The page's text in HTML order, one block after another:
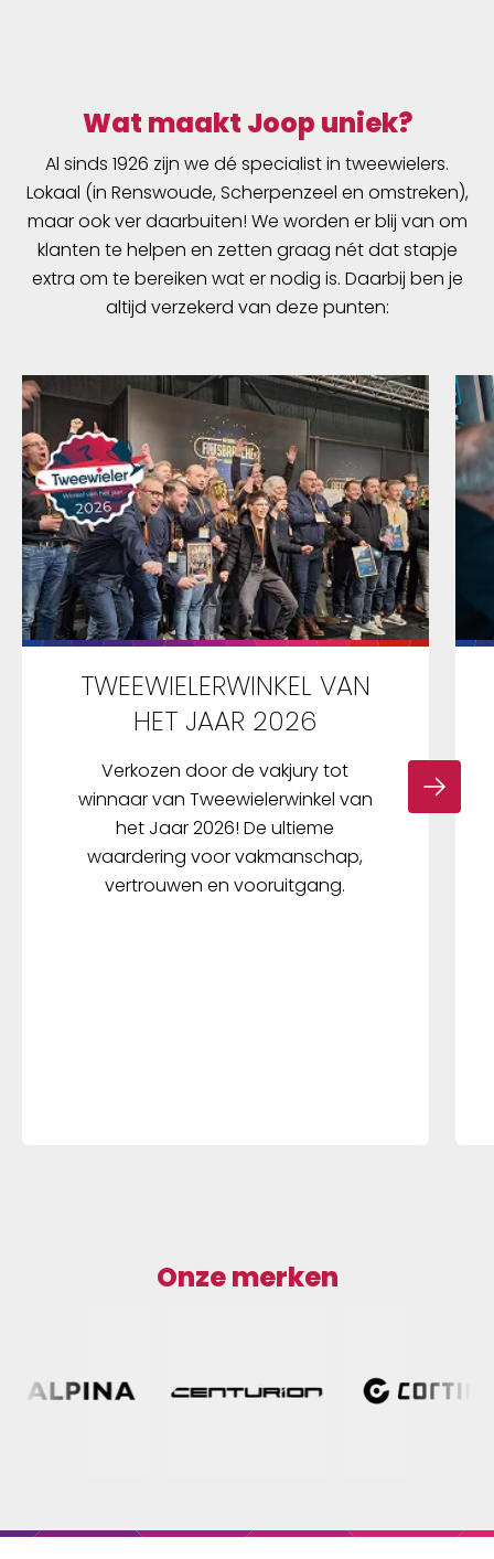
de meest natte omstandigheden. Het
bevestigen van de tas met ultrasterk
klittenband aan de bovenbuis, zadelpen en
onderbuis is een eitje. De Frame-Pack RC is
verkrijgbaar in een 4 liter en een 6 liter versie,
afhankelijk van de maat van je fiets.
Wat maakt Joop uniek?
Al sinds 1926 zijn we dé specialist in tweewielers.
Lokaal (in Renswoude, Scherpenzeel en omstreken),
maar ook ver daarbuiten! We worden er blij van om
klanten te helpen en zetten graag nét dat stapje
extra om te bereiken wat er nodig is. Daarbij ben je
altijd verzekerd van deze punten:
TWEEWIELERWINKEL VAN
HET JAAR 2026
Verkozen door de vakjury tot
winnaar van Tweewielerwinkel van
het Jaar 2026! De ultieme
waardering voor vakmanschap,
vertrouwen en vooruitgang.
Onze merken